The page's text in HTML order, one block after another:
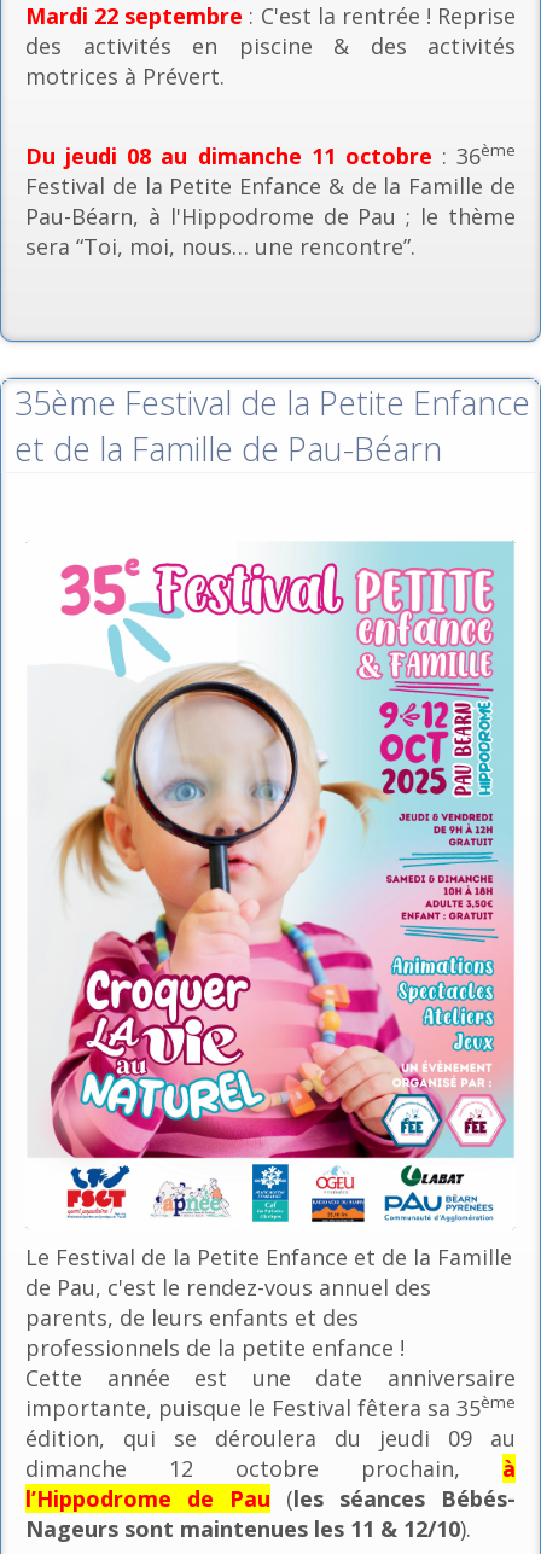
Mardi 22 septembre : C'est la rentrée ! Reprise
des activités en piscine & des activités
motrices à Prévert.
Du jeudi 08 au dimanche 11 octobre : 36ème
Festival de la Petite Enfance & de la Famille de
Pau-Béarn, à l'Hippodrome de Pau ; le thème
sera “Toi, moi, nous… une rencontre”.
35ème Festival de la Petite Enfance
et de la Famille de Pau-Béarn
Le Festival de la Petite Enfance et de la Famille
de Pau, c'est le rendez-vous annuel des
parents, de leurs enfants et des
professionnels de la petite enfance !
Cette année est une date anniversaire
importante, puisque le Festival fêtera sa 35ème
édition, qui se déroulera du jeudi 09 au
dimanche 12 octobre prochain, à
l’Hippodrome de Pau (les séances Bébés-
Nageurs sont maintenues les 11 & 12/10).